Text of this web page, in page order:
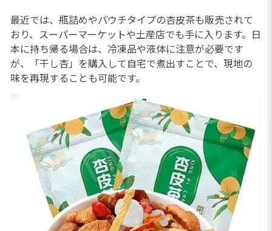
最近では、瓶詰めやパウチタイプの杏皮茶も販売されて
おり、スーパーマーケットや土産店でも手に入ります。日
本に持ち帰る場合は、冷凍品や液体に注意が必要です
が、「干し杏」を購入して自宅で煮出すことで、現地の
味を再現することも可能です。